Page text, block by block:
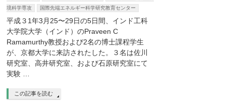
境科学専攻
国際先端エネルギー科学研究教育センター
平成３1年3月25〜29日の5日間、インド工科
大学院大学（インド）のPraveen C
Ramamurthy教授および2名の博士課程学生
が、京都大学に来訪されたした。３名は佐川
研究室、高井研究室、および石原研究室にて
実験 …
この記事を読む